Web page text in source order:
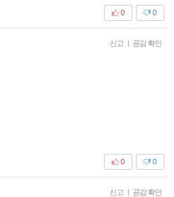
0
0
신고 | 공감 확인
0
0
신고 | 공감 확인